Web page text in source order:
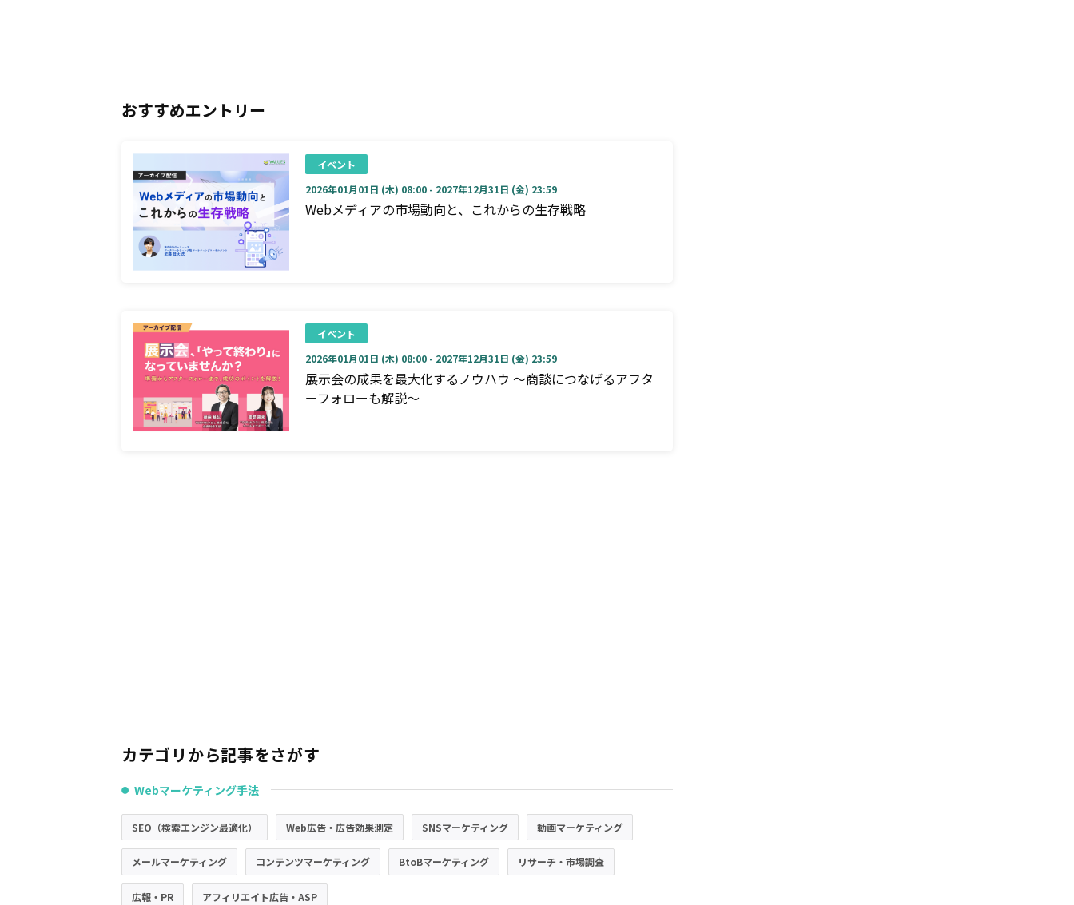
おすすめエントリー
イベント
2026年01月01日 (木) 08:00 - 2027年12月31日 (金) 23:59
Webメディアの市場動向と、これからの生存戦略
イベント
2026年01月01日 (木) 08:00 - 2027年12月31日 (金) 23:59
展示会の成果を最大化するノウハウ ～商談につなげるアフタ
ーフォローも解説～
カテゴリから記事をさがす
● Webマーケティング手法
SEO（検索エンジン最適化） Web広告・広告効果測定 SNSマーケティング 動画マーケティング
メールマーケティング コンテンツマーケティング BtoBマーケティング リサーチ・市場調査
広報・PR アフィリエイト広告・ASP